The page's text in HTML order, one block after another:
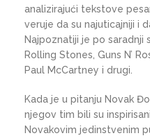
analizirajući tekstove
veruje da su najuticajniji i
Najpoznatiji je po saradnji
Rolling Stones, Guns N’
Paul McCartney i drugi.
Kada je u pitanju Novak
njegov tim bili su
Novakovim jedinstvenim